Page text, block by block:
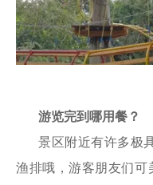
游览完到哪用餐？
景区附近有许多极
渔排哦，游客朋友们可